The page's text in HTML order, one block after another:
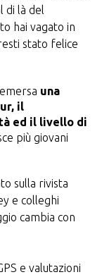
di là del
hai vagato in
stato felice
una
il
ed il livello di
più giovani
sulla rivista
e colleghi
cambia con
e valutazioni